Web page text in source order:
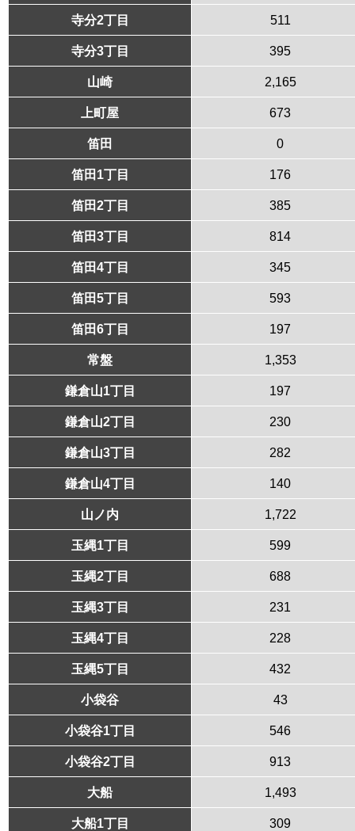
寺分2丁目 511
寺分3丁目 395
山崎 2,165
上町屋 673
笛田 0
笛田1丁目 176
笛田2丁目 385
笛田3丁目 814
笛田4丁目 345
笛田5丁目 593
笛田6丁目 197
常盤 1,353
鎌倉山1丁目 197
鎌倉山2丁目 230
鎌倉山3丁目 282
鎌倉山4丁目 140
山ノ内 1,722
玉縄1丁目 599
玉縄2丁目 688
玉縄3丁目 231
玉縄4丁目 228
玉縄5丁目 432
小袋谷 43
小袋谷1丁目 546
小袋谷2丁目 913
大船 1,493
大船1丁目 309